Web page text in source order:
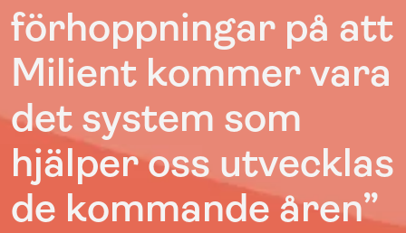
förhoppningar på att
Milient kommer vara
det system som
hjälper oss utvecklas
de kommande åren”